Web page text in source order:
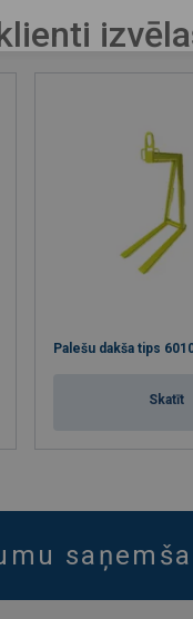
Palešu dakša tips
Skatīt